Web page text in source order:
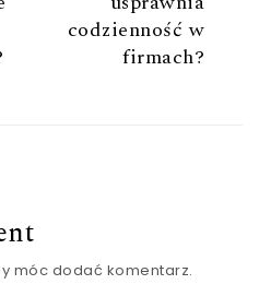
codzienność w
firmach?
móc dodać komentarz.